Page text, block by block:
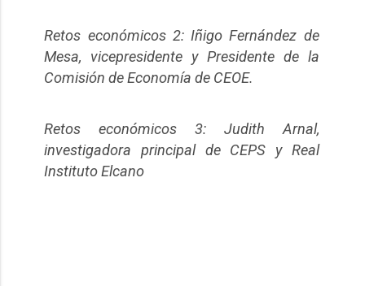
Retos económicos 2: Iñigo Fernández de
Mesa, vicepresidente y Presidente de la
Comisión de Economía de CEOE.
Retos económicos 3: Judith Arnal,
investigadora principal de CEPS y Real
Instituto Elcano